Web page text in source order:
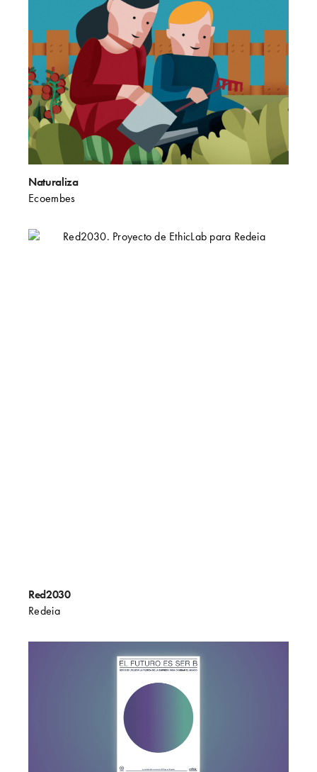
Naturaliza
Ecoembes
Red2030
Redeia